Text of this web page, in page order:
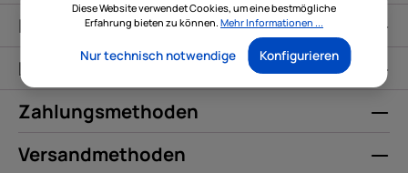
Informationen
Kontakt
Zahlungsmethoden
Versandmethoden
Diese Website verwendet Cookies, um eine bestmögliche
Erfahrung bieten zu können. Mehr Informationen ...
Nur technisch notwendige Konfigurieren